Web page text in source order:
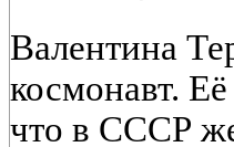
Валентина
космонавт.
что в СССР